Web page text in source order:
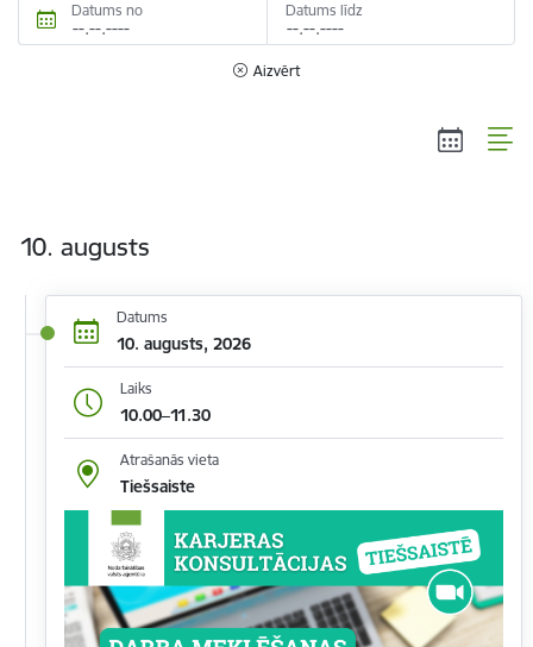
Datums no Datums līdz
Aizvērt
10. augusts
Datums
10. augusts, 2026
Laiks
10.00–11.30
Atrašanās vieta
Tiešsaiste